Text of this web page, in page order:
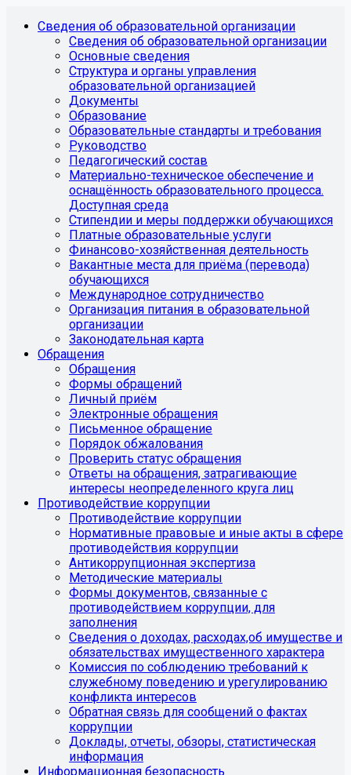
Сведения об образовательной организации
Сведения об образовательной организации
Основные сведения
Структура и органы управления
образовательной организацией
Документы
Образование
Образовательные стандарты и требования
Руководство
Педагогический состав
Материально-техническое обеспечение и
оснащённость образовательного процесса.
Доступная среда
Стипендии и меры поддержки обучающихся
Платные образовательные услуги
Финансово-хозяйственная деятельность
Вакантные места для приёма (перевода)
обучающихся
Международное сотрудничество
Организация питания в образовательной
организации
Законодательная карта
Обращения
Обращения
Формы обращений
Личный приём
Электронные обращения
Письменное обращение
Порядок обжалования
Проверить статус обращения
Ответы на обращения, затрагивающие
интересы неопределенного круга лиц
Противодействие коррупции
Противодействие коррупции
Нормативные правовые и иные акты в сфере
противодействия коррупции
Антикоррупционная экспертиза
Методические материалы
Формы документов, связанные с
противодействием коррупции, для
заполнения
Сведения о доходах, расходах,об имуществе и
обязательствах имущественного характера
Комиссия по соблюдению требований к
служебному поведению и урегулированию
конфликта интересов
Обратная связь для сообщений о фактах
коррупции
Доклады, отчеты, обзоры, статистическая
информация
Информационная безопасность